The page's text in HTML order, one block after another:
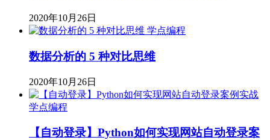
2020年10月26日
学点编程
数据分析的 5 种对比思维
2020年10月26日
学点编程
【自动登录】Python如何实现网站自动登录案